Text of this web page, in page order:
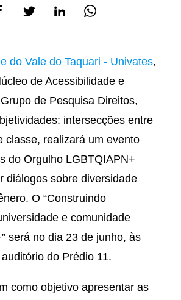
do Vale do Taquari - Univates,
de Acessibilidade e
de Pesquisa Direitos,
intersecções entre
classe, realizará um evento
do Orgulho LGBTQIAPN+
diálogos sobre diversidade
O “Construindo
e comunidade
será no dia 23 de junho, às
do Prédio 11.
como objetivo apresentar as